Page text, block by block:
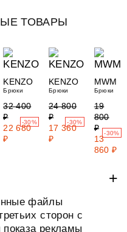
файлы
сторон с
рекламы
ТОВАРЫ
KENZO
Брюки
32 400
₽
22 680
₽
-30%
KENZO
Брюки
24 800
₽
17 360
₽
-30%
MWM
Брюки
19
800
₽
13
860 ₽
-30%
+